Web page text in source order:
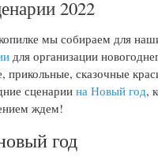
2022
мы собираем для
для организации
прикольные, сказочные
сценариина Новый год,
ждем!
год